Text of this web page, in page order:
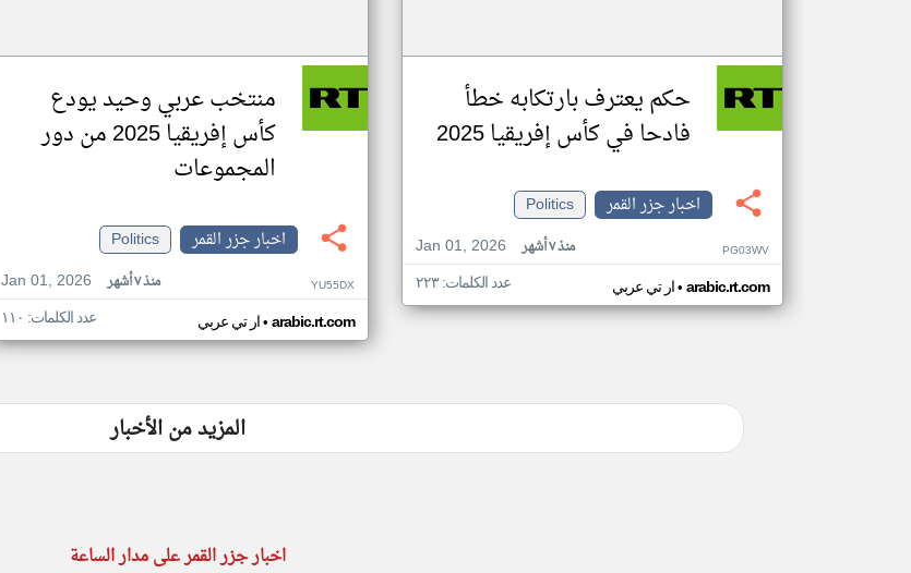
حكم يعترف بارتكابه خطأ
فادحا في كأس إفريقيا 2025
اخبار جزر القمر
Politics
Jan 01, 2026
منذ ٧ أشهر PG03WV
ار تي عربي• arabic.rt.com عدد الكلمات: ٢٢٣
منتخب عربي وحيد يودع
كأس إفريقيا 2025 من دور
المجموعات
اخبار جزر القمر
Politics
Jan 01, 2026
منذ ٧ أشهر YU55DX
ار تي عربي• arabic.rt.com عدد الكلمات: ١١٠
المزيد من الأخبار
اخبار جزر القمر على مدار الساعة